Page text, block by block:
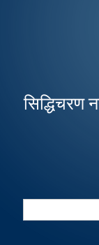
सिद्धिचरण
Search